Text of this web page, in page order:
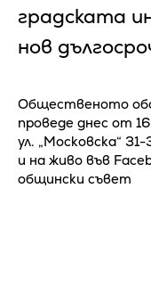
градската
нов
Общественото
проведе днес от
ул. „Московска“
и на живо във
общински съвет